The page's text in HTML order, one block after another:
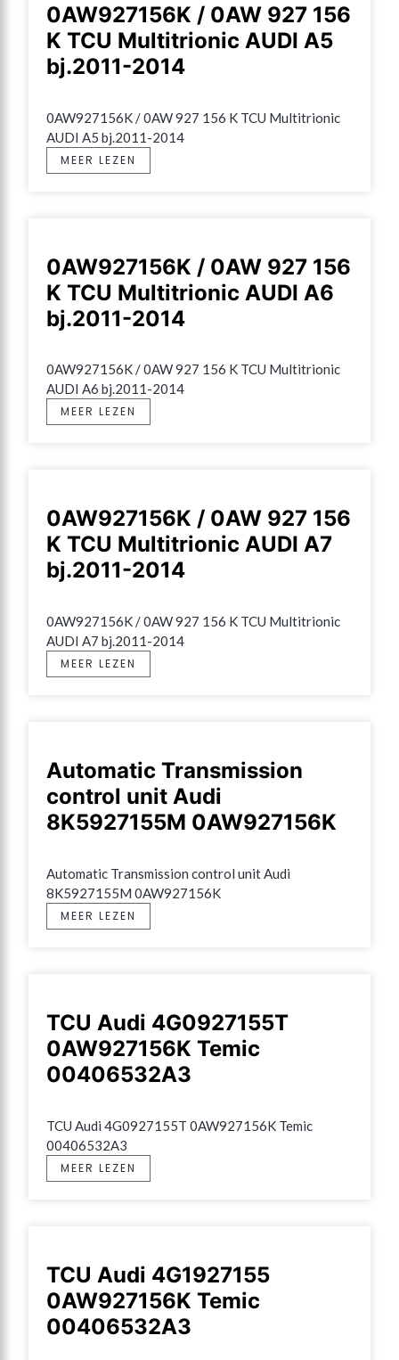
0AW927156K / 0AW 927 156
K TCU Multitrionic AUDI A5
bj.2011-2014
0AW927156K / 0AW 927 156 K TCU Multitrionic
AUDI A5 bj.2011-2014
MEER LEZEN
0AW927156K / 0AW 927 156
K TCU Multitrionic AUDI A6
bj.2011-2014
0AW927156K / 0AW 927 156 K TCU Multitrionic
AUDI A6 bj.2011-2014
MEER LEZEN
0AW927156K / 0AW 927 156
K TCU Multitrionic AUDI A7
bj.2011-2014
0AW927156K / 0AW 927 156 K TCU Multitrionic
AUDI A7 bj.2011-2014
MEER LEZEN
Automatic Transmission
control unit Audi
8K5927155M 0AW927156K
Automatic Transmission control unit Audi
8K5927155M 0AW927156K
MEER LEZEN
TCU Audi 4G0927155T
0AW927156K Temic
00406532A3
TCU Audi 4G0927155T 0AW927156K Temic
00406532A3
MEER LEZEN
TCU Audi 4G1927155
0AW927156K Temic
00406532A3